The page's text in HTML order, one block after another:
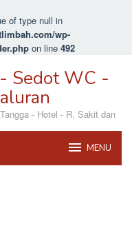
of type null in
wp-
on line 492
Sedot WC -
- Hotel - R. Sakit dan
MENU